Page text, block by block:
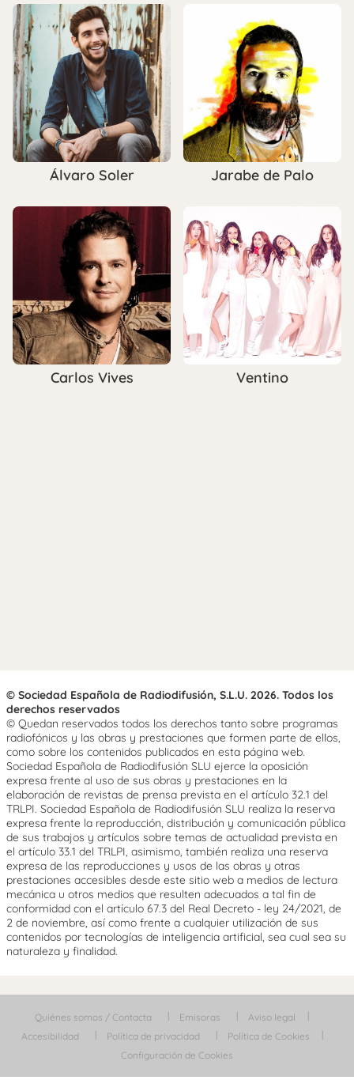
Álvaro Soler Jarabe de Palo
Carlos Vives Ventino
© Sociedad Española de Radiodifusión, S.L.U. 2026. Todos los
derechos reservados
© Quedan reservados todos los derechos tanto sobre programas
radiofónicos y las obras y prestaciones que formen parte de ellos,
como sobre los contenidos publicados en esta página web.
Sociedad Española de Radiodifusión SLU ejerce la oposición
expresa frente al uso de sus obras y prestaciones en la
elaboración de revistas de prensa prevista en el artículo 32.1 del
TRLPI. Sociedad Española de Radiodifusión SLU realiza la reserva
expresa frente la reproducción, distribución y comunicación pública
de sus trabajos y artículos sobre temas de actualidad prevista en
el artículo 33.1 del TRLPI, asimismo, también realiza una reserva
expresa de las reproducciones y usos de las obras y otras
prestaciones accesibles desde este sitio web a medios de lectura
mecánica u otros medios que resulten adecuados a tal fin de
conformidad con el artículo 67.3 del Real Decreto - ley 24/2021, de
2 de noviembre, así como frente a cualquier utilización de sus
contenidos por tecnologías de inteligencia artificial, sea cual sea su
naturaleza y finalidad.
Quiénes somos / Contacta Emisoras
Aviso legal
Accesibilidad
Política de privacidad
Política de Cookies
Configuración de Cookies